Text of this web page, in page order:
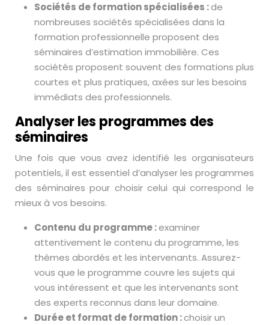
Sociétés de formation spécialisées :de
nombreuses sociétés spécialisées dans la
formation professionnelle proposent des
séminaires d’estimation immobilière. Ces
sociétés proposent souvent des formations plus
courtes et plus pratiques, axées sur les besoins
immédiats des professionnels.
Analyser les programmes des
séminaires
Une fois que vous avez identifié les organisateurs
potentiels, il est essentiel d’analyser les programmes
des séminaires pour choisir celui qui correspond le
mieux à vos besoins.
Contenu du programme :examiner
attentivement le contenu du programme, les
thèmes abordés et les intervenants. Assurez-
vous que le programme couvre les sujets qui
vous intéressent et que les intervenants sont
des experts reconnus dans leur domaine.
Durée et format de formation :choisir un